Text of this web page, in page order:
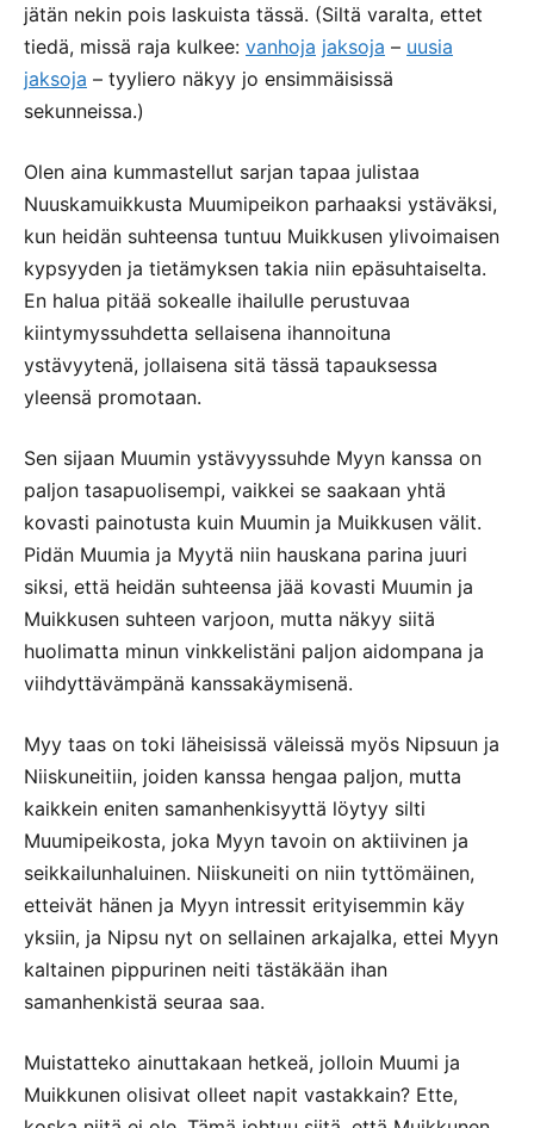
jätän nekin pois laskuista tässä. (Siltä varalta, ettet
tiedä, missä raja kulkee: vanhoja jaksoja – uusia
jaksoja – tyyliero näkyy jo ensimmäisissä
sekunneissa.)
Olen aina kummastellut sarjan tapaa julistaa
Nuuskamuikkusta Muumipeikon parhaaksi ystäväksi,
kun heidän suhteensa tuntuu Muikkusen ylivoimaisen
kypsyyden ja tietämyksen takia niin epäsuhtaiselta.
En halua pitää sokealle ihailulle perustuvaa
kiintymyssuhdetta sellaisena ihannoituna
ystävyytenä, jollaisena sitä tässä tapauksessa
yleensä promotaan.
Sen sijaan Muumin ystävyyssuhde Myyn kanssa on
paljon tasapuolisempi, vaikkei se saakaan yhtä
kovasti painotusta kuin Muumin ja Muikkusen välit.
Pidän Muumia ja Myytä niin hauskana parina juuri
siksi, että heidän suhteensa jää kovasti Muumin ja
Muikkusen suhteen varjoon, mutta näkyy siitä
huolimatta minun vinkkelistäni paljon aidompana ja
viihdyttävämpänä kanssakäymisenä.
Myy taas on toki läheisissä väleissä myös Nipsuun ja
Niiskuneitiin, joiden kanssa hengaa paljon, mutta
kaikkein eniten samanhenkisyyttä löytyy silti
Muumipeikosta, joka Myyn tavoin on aktiivinen ja
seikkailunhaluinen. Niiskuneiti on niin tyttömäinen,
etteivät hänen ja Myyn intressit erityisemmin käy
yksiin, ja Nipsu nyt on sellainen arkajalka, ettei Myyn
kaltainen pippurinen neiti tästäkään ihan
samanhenkistä seuraa saa.
Muistatteko ainuttakaan hetkeä, jolloin Muumi ja
Muikkunen olisivat olleet napit vastakkain? Ette,